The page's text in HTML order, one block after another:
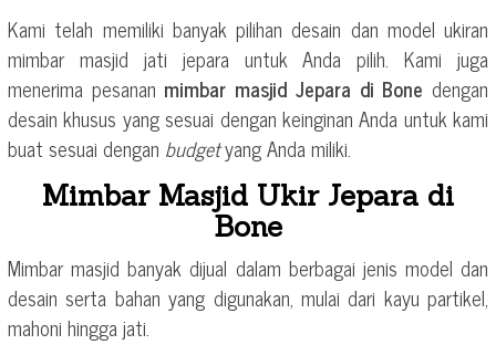
Kami telah memiliki banyak pilihan desain dan model ukiran
mimbar masjid jati jepara untuk Anda pilih. Kami juga
menerima pesanan mimbar masjid Jepara di Bone dengan
desain khusus yang sesuai dengan keinginan Anda untuk kami
buat sesuai dengan budgetyang Anda miliki.
Mimbar Masjid Ukir Jepara di
Bone
Mimbar masjid banyak dijual dalam berbagai jenis model dan
desain serta bahan yang digunakan, mulai dari kayu partikel,
mahoni hingga jati.